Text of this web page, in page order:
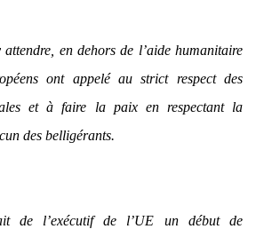
en dehors de l’aide humanitaire
ont appelé au strict respect des
et à faire la paix en respectant la
des belligérants.
de l’exécutif de l’UE un début de